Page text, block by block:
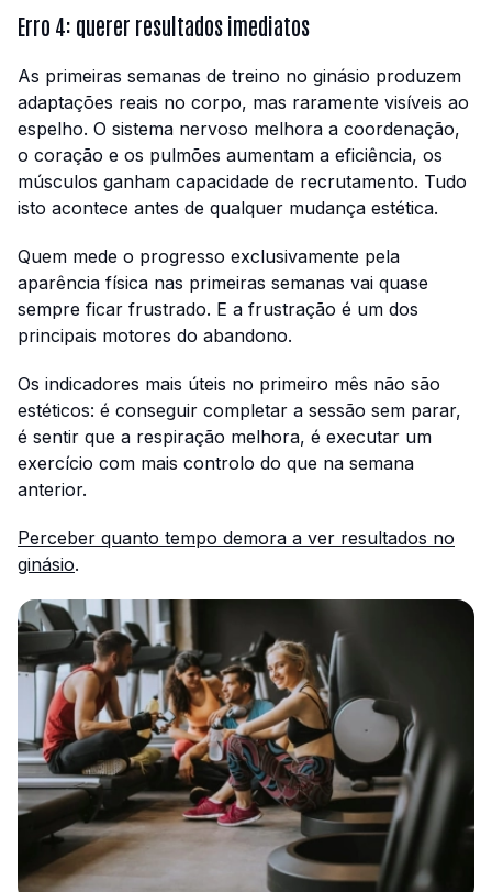
Erro 4: querer resultados imediatos
As primeiras semanas de treino no ginásio produzem
adaptações reais no corpo, mas raramente visíveis ao
espelho. O sistema nervoso melhora a coordenação,
o coração e os pulmões aumentam a eficiência, os
músculos ganham capacidade de recrutamento. Tudo
isto acontece antes de qualquer mudança estética.
Quem mede o progresso exclusivamente pela
aparência física nas primeiras semanas vai quase
sempre ficar frustrado. E a frustração é um dos
principais motores do abandono.
Os indicadores mais úteis no primeiro mês não são
estéticos: é conseguir completar a sessão sem parar,
é sentir que a respiração melhora, é executar um
exercício com mais controlo do que na semana
anterior.
Perceber quanto tempo demora a ver resultados no
ginásio.